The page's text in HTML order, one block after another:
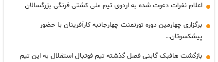
اعلام نفرات دعوت شده به اردوی تیم ملی کشتی فرنگی بزرگسالان
برگزاری چهارمین دوره تورنمنت چهارجانبه کارآفرینان با حضور
پیشکسوتان…
بازگشت هافبک گابنی فصل گذشته تیم فوتبال استقلال به این تیم